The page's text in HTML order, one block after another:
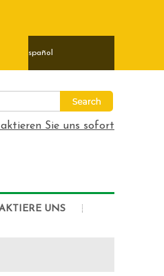
Español
Sie uns sofort
UNS